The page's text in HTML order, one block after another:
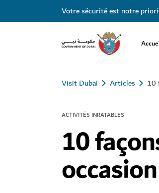
Votre sécurité est notre
Visit Dubai Articles 10
ACTIVITÉS INRATABLES
10